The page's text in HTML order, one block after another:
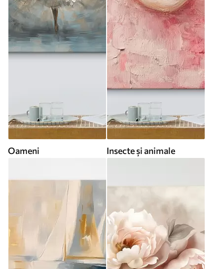
Oameni Insecte și animale